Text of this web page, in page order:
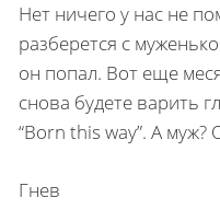
Нет ничего у нас не
разберется с
он попал. Вот еще
снова будете варить
“Born this way”. А муж?
Гнев